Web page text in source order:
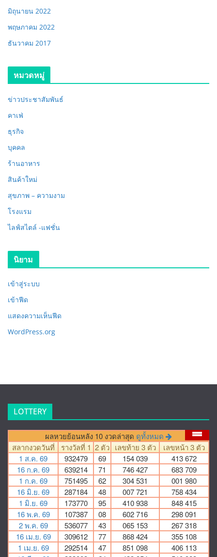
มิถุนายน 2022
พฤษภาคม 2022
ธันวาคม 2017
หมวดหมู่
ข่าวประชาสัมพันธ์
คาเฟ่
ธุรกิจ
บุคคล
ร้านอาหาร
สินค้าใหม่
สุขภาพ – ความงาม
โรงแรม
ไลฟ์สไตล์ -แฟชั่น
นิยาม
เข้าสู่ระบบ
เข้าฟีด
แสดงความเห็นฟีด
WordPress.org
LOTTERY